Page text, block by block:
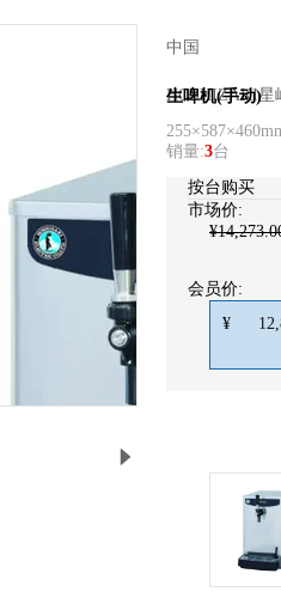
中国
HOSHIZAKI星
生啤机(手动)
销量:3台
按台购买
市场价:
¥
会员价:
¥